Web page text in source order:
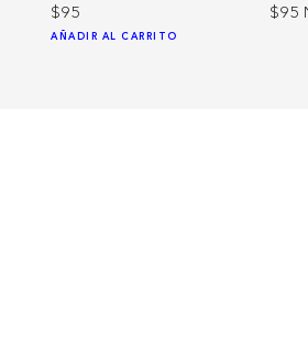
$95
AÑADIR AL CARRITO
$95